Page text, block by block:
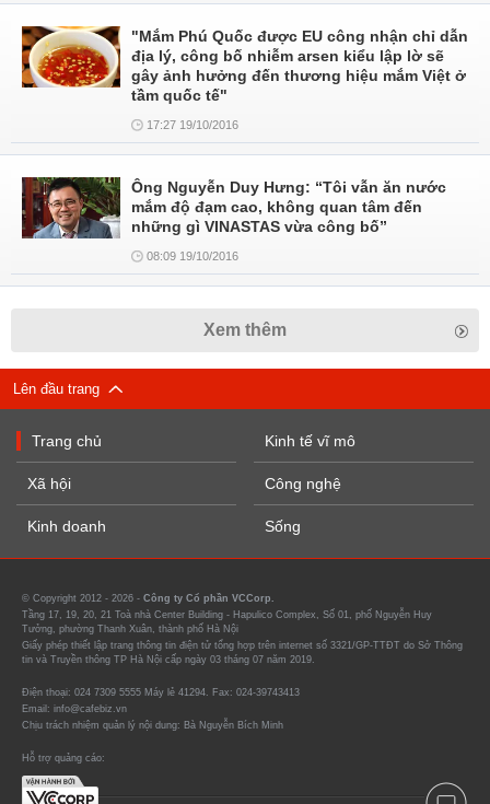
"Mắm Phú Quốc được EU công nhận chỉ dẫn
địa lý, công bố nhiễm arsen kiểu lập lờ sẽ
gây ảnh hưởng đến thương hiệu mắm Việt ở
tầm quốc tế"
17:27 19/10/2016
Ông Nguyễn Duy Hưng: “Tôi vẫn ăn nước
mắm độ đạm cao, không quan tâm đến
những gì VINASTAS vừa công bố”
08:09 19/10/2016
Xem thêm
Lên đầu trang
Trang chủ
Xã hội
Kinh doanh
Kinh tế vĩ mô
Công nghệ
Sống
© Copyright 2012 - 2026 - Công ty Cổ phần VCCorp.
Tầng 17, 19, 20, 21 Toà nhà Center Building - Hapulico Complex, Số 01, phố Nguyễn Huy
Tưởng, phường Thanh Xuân, thành phố Hà Nội
Giấy phép thiết lập trang thông tin điện tử tổng hợp trên internet số 3321/GP-TTĐT do Sở Thông
tin và Truyền thông TP Hà Nội cấp ngày 03 tháng 07 năm 2019.
Điện thoại: 024 7309 5555 Máy lẻ 41294. Fax: 024-39743413
Email: info@cafebiz.vn
Chịu trách nhiệm quản lý nội dung: Bà Nguyễn Bích Minh
Hỗ trợ quảng cáo: